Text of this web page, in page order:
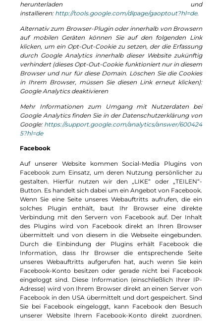
herunterladen und
installieren: http://tools.google.com/dlpage/gaoptout?hl=de.
Alternativ zum Browser-Plugin oder innerhalb von Browsern
auf mobilen Geräten können Sie auf den folgenden Link
klicken, um ein Opt-Out-Cookie zu setzen, der die Erfassung
durch Google Analytics innerhalb dieser Website zukünftig
verhindert (dieses Opt-Out-Cookie funktioniert nur in diesem
Browser und nur für diese Domain. Löschen Sie die Cookies
in Ihrem Browser, müssen Sie diesen Link erneut klicken):
Google Analytics deaktivieren
Mehr Informationen zum Umgang mit Nutzerdaten bei
Google Analytics finden Sie in der Datenschutzerklärung von
Google: https://support.google.com/analytics/answer/600424
5?hl=de
Facebook
Auf unserer Website kommen Social-Media Plugins von
Facebook zum Einsatz, um deren Nutzung persönlicher zu
gestalten. Hierfür nutzen wir den „LIKE“ oder „TEILEN“-
Button. Es handelt sich dabei um ein Angebot von Facebook.
Wenn Sie eine Seite unseres Webauftritts aufrufen, die ein
solches Plugin enthält, baut Ihr Browser eine direkte
Verbindung mit den Servern von Facebook auf. Der Inhalt
des Plugins wird von Facebook direkt an Ihren Browser
übermittelt und von diesem in die Webseite eingebunden.
Durch die Einbindung der Plugins erhält Facebook die
Information, dass Ihr Browser die entsprechende Seite
unseres Webauftritts aufgerufen hat, auch wenn Sie kein
Facebook-Konto besitzen oder gerade nicht bei Facebook
eingeloggt sind. Diese Information (einschließlich Ihrer IP-
Adresse) wird von Ihrem Browser direkt an einen Server von
Facebook in den USA übermittelt und dort gespeichert. Sind
Sie bei Facebook eingeloggt, kann Facebook den Besuch
unserer Website Ihrem Facebook-Konto direkt zuordnen.